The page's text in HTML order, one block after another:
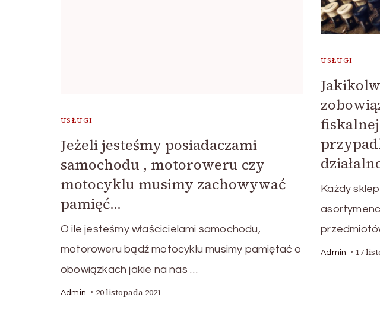
USŁUGI
Jeżeli jesteśmy posiadaczami
samochodu , motoroweru czy
motocyklu musimy zachowywać
pamięć…
O ile jesteśmy właścicielami samochodu,
motoroweru bądź motocyklu musimy pamiętać o
obowiązkach jakie na nas …
Admin 20 listopada 2021
USŁUGI
Każdy
Admin 17